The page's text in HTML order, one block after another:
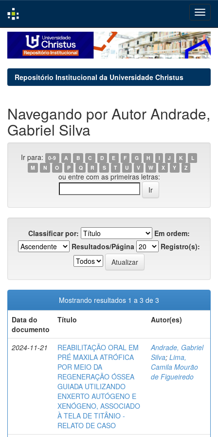
navigation
Repositório Institucional da Universidade Christus
Navegando por Autor Andrade,
Gabriel Silva
Ir para: 0-9 A B C D E F G H I J K
L
M
N O P Q R S T U V W X Y Z
ou entre com as primeiras letras:
Classificar por:
Em ordem:
Resultados/Página
Registro(s):
Mostrando resultados 1 a 3 de 3
Data do
documento
Título Autor(es)
2024-11-21
REABILITAÇÃO ORAL EM
PRÉ MAXILA ATRÓFICA
POR MEIO DA
REGENERAÇÃO ÓSSEA
GUIADA UTILIZANDO
ENXERTO AUTÓGENO E
XENÓGENO, ASSOCIADO
À TELA DE TITÂNIO -
RELATO DE CASO
Andrade, Gabriel
Silva; Lima,
Camila Mourão
de Figueiredo